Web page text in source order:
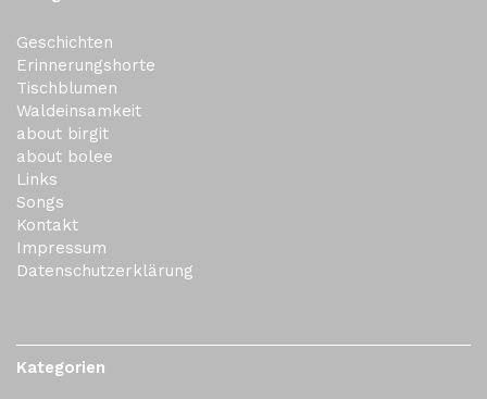
Geschichten
Erinnerungshorte
Tischblumen
Waldeinsamkeit
about birgit
about bolee
Links
Songs
Kontakt
Impressum
Datenschutzerklärung
Kategorien